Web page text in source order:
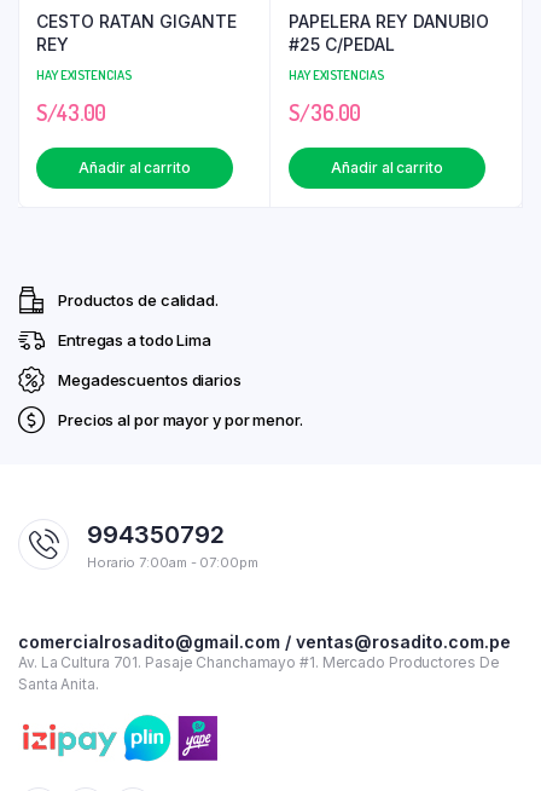
CESTO RATAN GIGANTE
REY
HAY EXISTENCIAS
S/43.00
Añadir al carrito
PAPELERA REY DANUBIO
#25 C/PEDAL
HAY EXISTENCIAS
S/36.00
Añadir al carrito
Productos de calidad.
Entregas a todo Lima
Megadescuentos diarios
Precios al por mayor y por menor.
994350792
Horario 7:00am - 07:00pm
comercialrosadito@gmail.com / ventas@rosadito.com.pe
Av. La Cultura 701. Pasaje Chanchamayo #1. Mercado Productores De
Santa Anita.